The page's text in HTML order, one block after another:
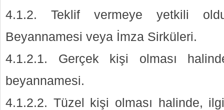
4.1.2. Teklif vermeye yetkili
Beyannamesi veya İmza Sirküleri.
4.1.2.1. Gerçek kişi olması
beyannamesi.
4.1.2.2. Tüzel kişi olması halinde,